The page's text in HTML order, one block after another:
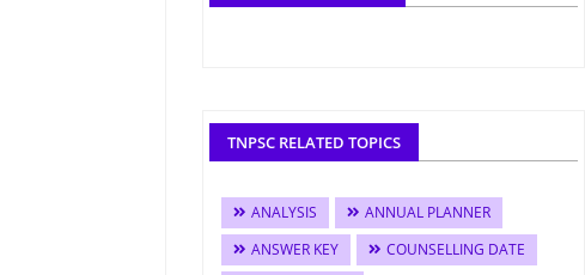
TNPSC RELATED TOPICS
ANALYSIS
ANNUAL PLANNER
ANSWER KEY
COUNSELLING DATE